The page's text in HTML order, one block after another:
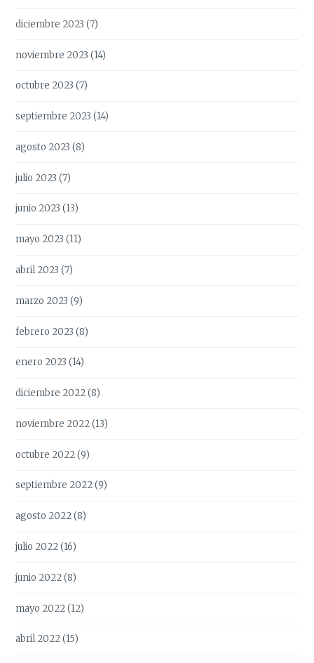
diciembre 2023 (7)
noviembre 2023 (14)
octubre 2023 (7)
septiembre 2023 (14)
agosto 2023 (8)
julio 2023 (7)
junio 2023 (13)
mayo 2023 (11)
abril 2023 (7)
marzo 2023 (9)
febrero 2023 (8)
enero 2023 (14)
diciembre 2022(8)
noviembre 2022(13)
octubre 2022(9)
septiembre 2022(9)
agosto 2022(8)
julio 2022(16)
junio 2022(8)
mayo 2022(12)
abril 2022(15)